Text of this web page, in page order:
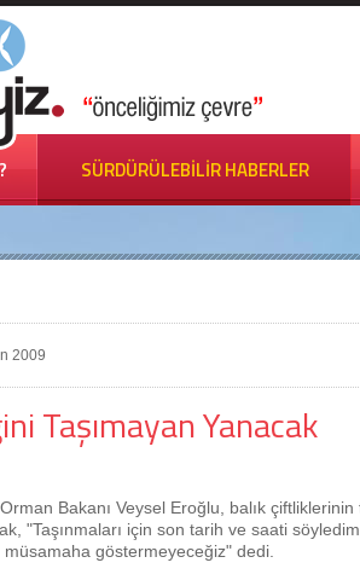
SÜRDÜRÜLEBİLİR HABERLER
2009
Taşımayan Yanacak
Bakanı Veysel Eroğlu, balık çiftliklerinin
"Taşınmaları için son tarih ve saati
göstermeyeceğiz" dedi.